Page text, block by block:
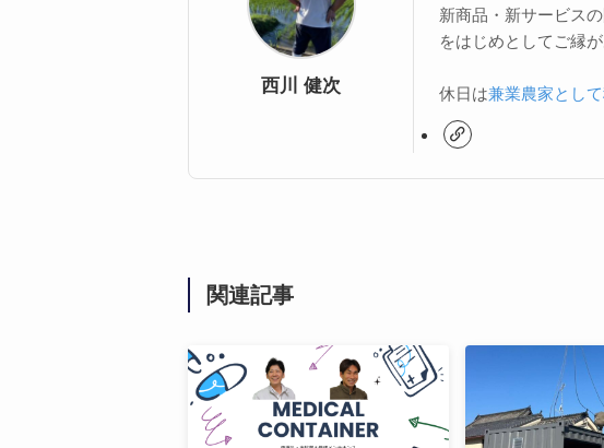
西川 健次
新商品・新サービス
をはじめとしてご縁
休日は兼業農家とし
関連記事